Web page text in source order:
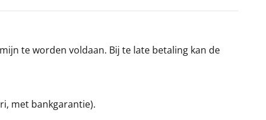
te worden voldaan. Bij te late betaling kan de
met bankgarantie).